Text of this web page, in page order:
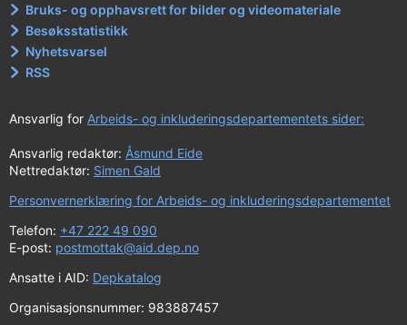
Bruks- og opphavsrett for bilder og videomateriale
Besøksstatistikk
Nyhetsvarsel
RSS
Ansvarlig for Arbeids- og inkluderingsdepartementets sider:
Ansvarlig redaktør: Åsmund Eide
Nettredaktør: Simen Gald
Personvernerklæring for Arbeids- og inkluderingsdepartementet
Telefon: +47 222 49 090
E-post: postmottak@aid.dep.no
Ansatte i AID: Depkatalog
Organisasjonsnummer: 983887457